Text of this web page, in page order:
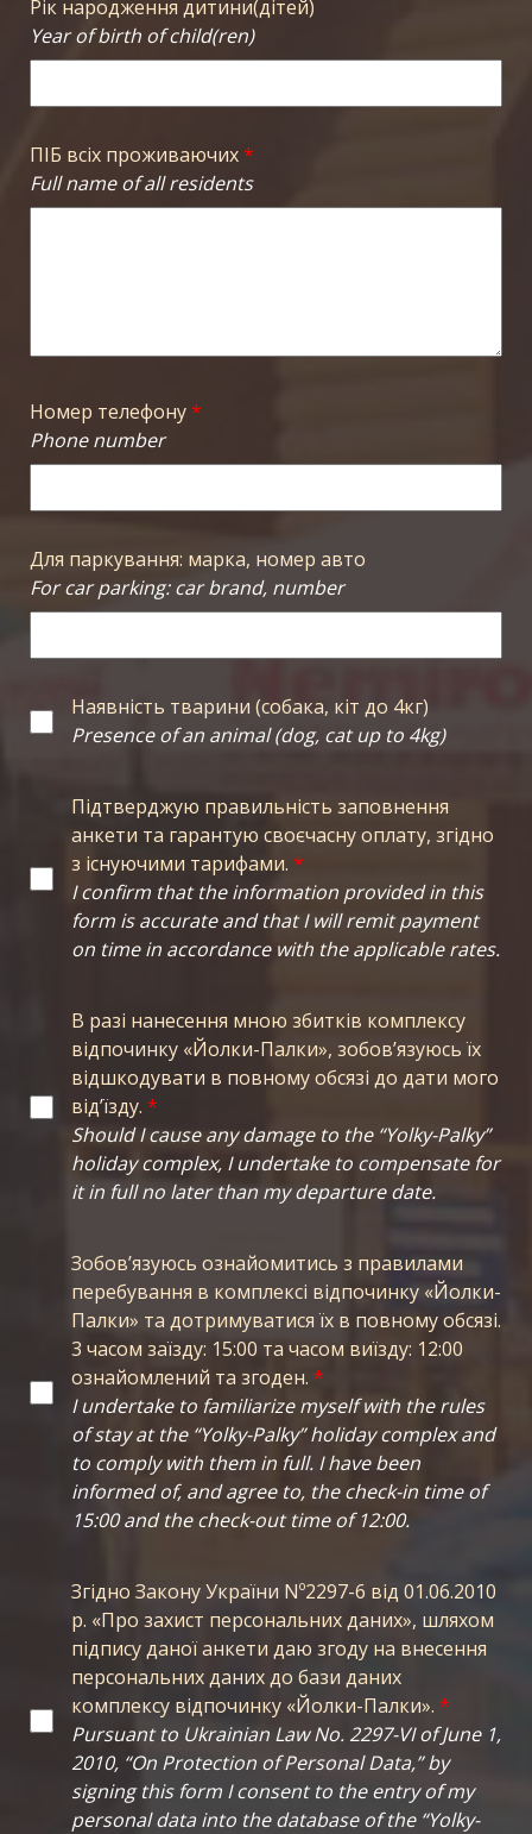
Рік народження дитини(дітей)
Year of birth of child(ren)
ПІБ всіх проживаючих*
Full name of all residents
Номер телефону*
Phone number
Для паркування: марка, номер авто
For car parking: car brand, number
Наявність тварини (собака, кіт до 4кг)
Presence of an animal (dog, cat up to 4kg)
Підтверджую правильність заповнення
анкети та гарантую своєчасну оплату, згідно
з існуючими тарифами. *
I confirm that the information provided in this
form is accurate and that I will remit payment
on time in accordance with the applicable rates.
В разі нанесення мною збитків комплексу
відпочинку «Йолки-Палки», зобовʼязуюсь їх
відшкодувати в повному обсязі до дати мого
відʼїзду. *
Should I cause any damage to the “Yolky-Palky”
holiday complex, I undertake to compensate for
it in full no later than my departure date.
Зобовʼязуюсь ознайомитись з правилами
перебування в комплексі відпочинку «Йолки-
Палки» та дотримуватися їх в повному обсязі.
3 часом заїзду: 15:00 та часом виїзду: 12:00
ознайомлений та згоден. *
I undertake to familiarize myself with the rules
of stay at the “Yolky-Palky” holiday complex and
to comply with them in full. I have been
informed of, and agree to, the check-in time of
15:00 and the check-out time of 12:00.
Згідно Закону України Nº2297-6 від 01.06.2010
р. «Про захист персональних даних», шляхом
підпису даної анкети даю згоду на внесення
персональних даних до бази даних
комплексу відпочинку «Йолки-Палки». *
Pursuant to Ukrainian Law No. 2297-VI of June 1,
2010, “On Protection of Personal Data,” by
signing this form I consent to the entry of my
personal data into the database of the “Yolky-